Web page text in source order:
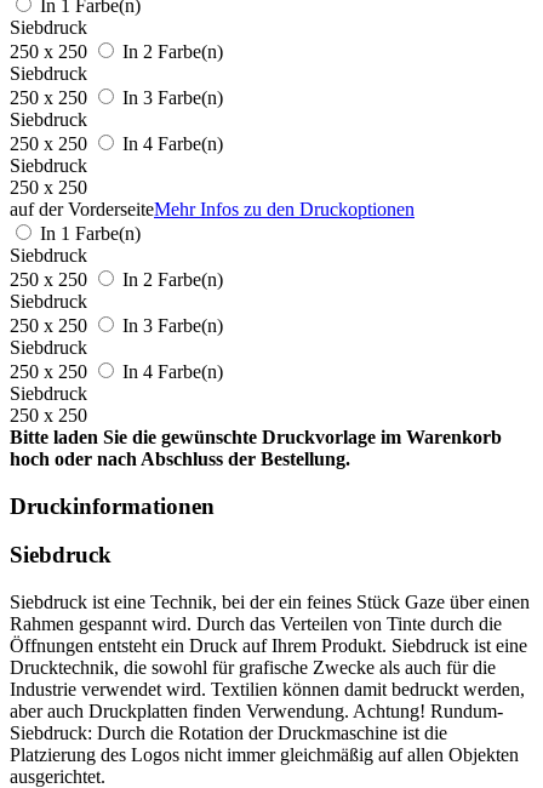
In 1 Farbe(n)
Siebdruck
250 x 250
In 2 Farbe(n)
Siebdruck
250 x 250
In 3 Farbe(n)
Siebdruck
250 x 250
In 4 Farbe(n)
Siebdruck
250 x 250
auf der VorderseiteMehr Infos zu den Druckoptionen
In 1 Farbe(n)
Siebdruck
250 x 250
In 2 Farbe(n)
Siebdruck
250 x 250
In 3 Farbe(n)
Siebdruck
250 x 250
In 4 Farbe(n)
Siebdruck
250 x 250
Bitte laden Sie die gewünschte Druckvorlage im Warenkorb
hoch oder nach Abschluss der Bestellung.
Druckinformationen
Siebdruck
Siebdruck ist eine Technik, bei der ein feines Stück Gaze über einen
Rahmen gespannt wird. Durch das Verteilen von Tinte durch die
Öffnungen entsteht ein Druck auf Ihrem Produkt. Siebdruck ist eine
Drucktechnik, die sowohl für grafische Zwecke als auch für die
Industrie verwendet wird. Textilien können damit bedruckt werden,
aber auch Druckplatten finden Verwendung. Achtung! Rundum-
Siebdruck: Durch die Rotation der Druckmaschine ist die
Platzierung des Logos nicht immer gleichmäßig auf allen Objekten
ausgerichtet.